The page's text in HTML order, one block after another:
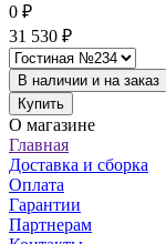
0 ₽
31 530 ₽
В наличии и на заказ
Купить
О магазине
Главная
Доставка и сборка
Оплата
Гарантии
Партнерам